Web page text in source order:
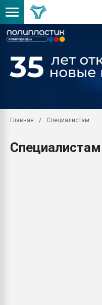
Главная Специалистам
Специалистам